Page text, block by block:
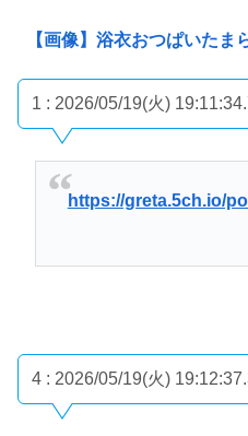
【画像】浴衣おつぱいたま
1 : 2026/05/19(火)
https://greta.5ch.io/
4 : 2026/05/19(火)